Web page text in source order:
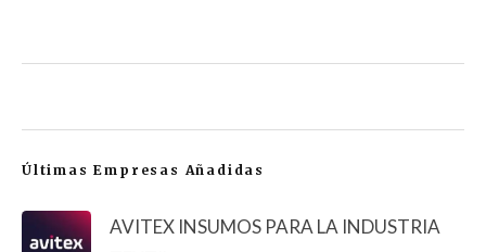
Últimas Empresas Añadidas
AVITEX INSUMOS PARA LA INDUSTRIA